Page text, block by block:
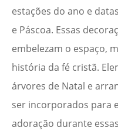
estações do ano e
e Páscoa. Essas
embelezam o espaço,
história da fé cristã.
árvores de Natal e
ser incorporados para
adoração durante